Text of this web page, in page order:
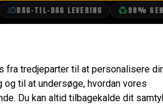
DAG-TIL-DAG LEVERING 98%
fra tredjeparter til at personalisere
til at undersøge, hvordan vores
Du kan altid tilbagekalde dit